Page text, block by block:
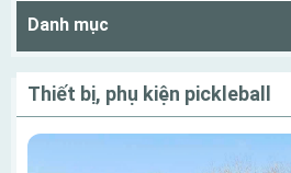
Danh mục
Thiết bị, phụ kiện pickleball